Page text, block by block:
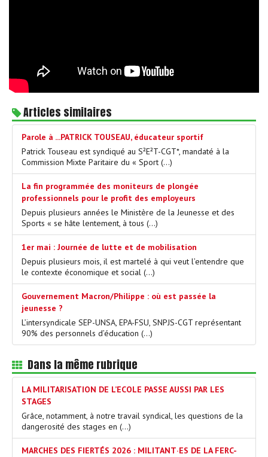
Articles similaires
Parole à ...PATRICK TOUSEAU, éducateur sportif
Patrick Touseau est syndiqué au S²E²T-CGT*, mandaté à la
Commission Mixte Paritaire du « Sport (…)
La fin programmée des moniteurs de plongée
professionnels pour le profit des employeurs
Depuis plusieurs années le Ministère de la Jeunesse et des
Sports « se hâte lentement, à tous (…)
1er mai : Journée de lutte et de mobilisation
Depuis plusieurs mois, il est martelé à qui veut l’entendre que
le contexte économique et social (…)
Gouvernement Macron/Philippe : où est passée la
jeunesse ?
L’intersyndicale SEP-UNSA, EPA-FSU, SNPJS-CGT représentant
90% des personnels d’éducation (…)
Dans la même rubrique
LA MILITARISATION DE L’ECOLE PASSE AUSSI PAR LES
STAGES
Grâce, notamment, à notre travail syndical, les questions de la
dangerosité des stages en (…)
MARCHES DES FIERTÉS 2026 : MILITANT·ES DE LA FERC-